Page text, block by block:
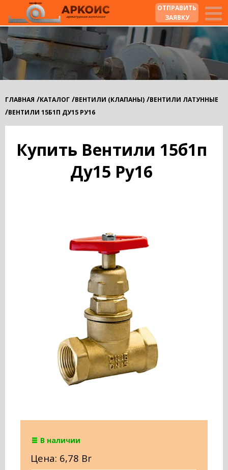
ОТПРАВИТЬ
ЗАЯВКУ
ГЛАВНАЯ /КАТАЛОГ /ВЕНТИЛИ (КЛАПАНЫ) /ВЕНТИЛИ ЛАТУННЫЕ
/ВЕНТИЛИ 15Б1П ДУ15 РУ16
Купить Вентили 15б1п
Ду15 Ру16
В наличии
Цена: 6,78 Br